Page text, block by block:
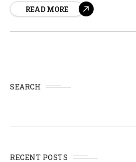
goloso. Sin embargo, según
READ MORE
SEARCH
RECENT POSTS